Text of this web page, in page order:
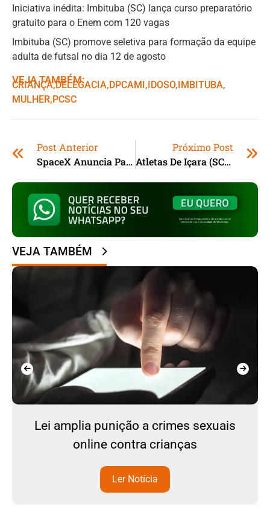
Iniciativa inédita: Imbituba (SC) lança curso preparatório
gratuito para o Enem com 120 vagas
Imbituba (SC) promove seletiva para formação da equipe
adulta de futsal no dia 12 de agosto
VEJA TAMBÉM:
CRIANÇA,ㅤDELEGACIA,ㅤDPCAMI,ㅤIDOSO,ㅤIMBITUBA,ㅤ
MULHER,ㅤPCSC
Post Anterior
SpaceX Anuncia Parceria Com Editor De Código Com IA Cursor
Próximo Post
Atletas De Içara (SC) Garantem Vaga Na Seleção Brasileira De Karatê
VEJA TAMBÉM
Lei amplia punição a crimes sexuais
online contra crianças
Ler Notícia